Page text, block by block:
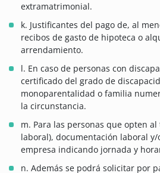
extramatrimonial.
k. Justificantes del pago de, al
recibos de gasto de hipoteca o
arrendamiento.
l. En caso de personas con
certificado del grado de
monoparentalidad o familia
la circunstancia.
m. Para las personas que opten
laboral), documentación laboral
empresa indicando jornada y
n. Además se podrá solicitar por